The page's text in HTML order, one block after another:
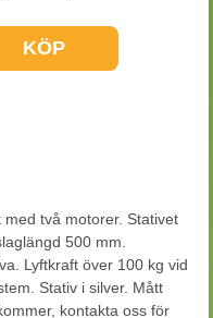
KÖP
två motorer. Stativet
500 mm.
Lyftkraft över 100 kg vid
Stativ i silver. Mått
kontakta oss för